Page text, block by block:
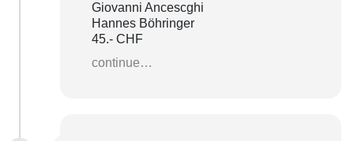
Giovanni Ancescghi
Hannes Böhringer
45.- CHF
continue…